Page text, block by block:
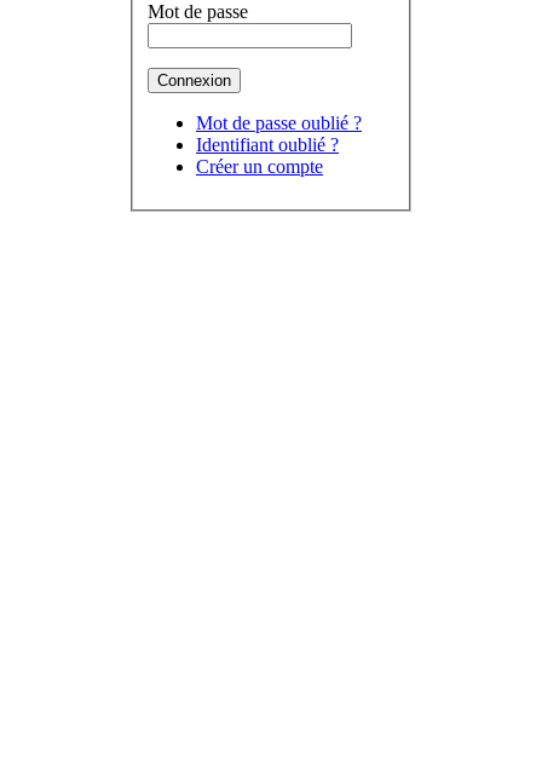
Mot de passe
Mot de passe oublié ?
Identifiant oublié ?
Créer un compte